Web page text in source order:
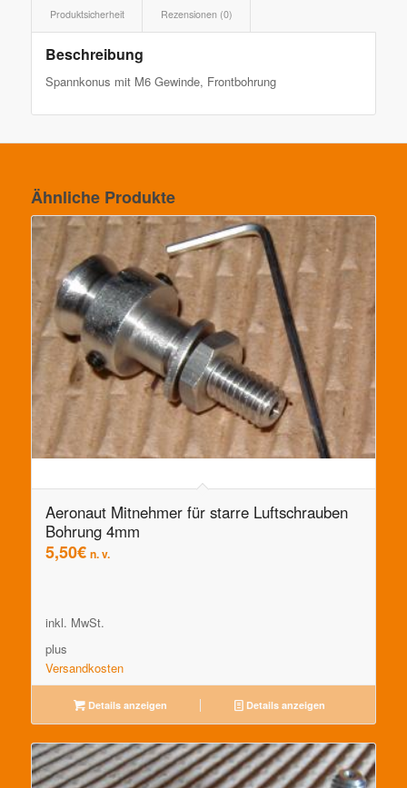
Produktsicherheit Rezensionen (0)
Beschreibung
Spannkonus mit M6 Gewinde, Frontbohrung
Ähnliche Produkte
Aeronaut Mitnehmer für starre Luftschrauben
Bohrung 4mm
5,50€ n. v.
inkl. MwSt.
plus
Versandkosten
Details anzeigen Details anzeigen